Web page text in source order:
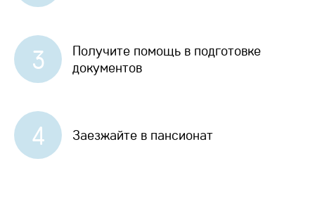
3
Получите помощь в подготовке
документов
4 Заезжайте в пансионат